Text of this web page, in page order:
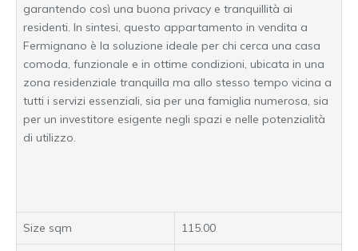
garantendo così una buona privacy e tranquillità ai
residenti. In sintesi, questo appartamento in vendita a
Fermignano è la soluzione ideale per chi cerca una casa
comoda, funzionale e in ottime condizioni, ubicata in una
zona residenziale tranquilla ma allo stesso tempo vicina a
tutti i servizi essenziali, sia per una famiglia numerosa, sia
per un investitore esigente negli spazi e nelle potenzialità
di utilizzo.
Size sqm 115.00